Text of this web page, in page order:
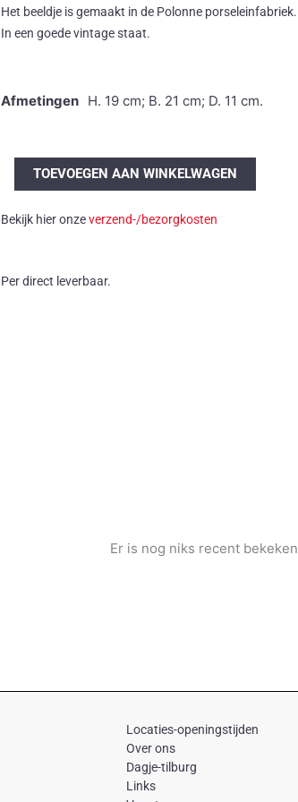
Het beeldje is gemaakt in de Polonne porseleinfabriek.
In een goede vintage staat.
Afmetingen H. 19 cm; B. 21 cm; D. 11 cm.
Porseleinen
muzikanten
aantal
TOEVOEGEN AAN WINKELWAGEN
Bekijk hier onzeverzend-/bezorgkosten
Per direct leverbaar.
Er is nog niks recent bekeken
Locaties-openingstijden
Over ons
Dagje-tilburg
Links